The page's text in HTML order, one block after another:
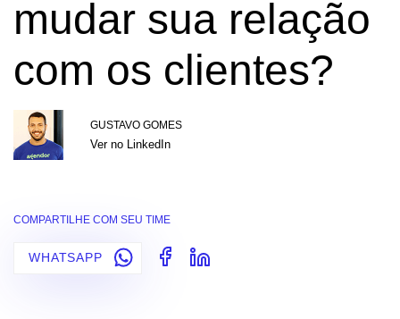
mudar sua relação
com os clientes?
GUSTAVO GOMES
Ver no LinkedIn
COMPARTILHE COM SEU TIME
WHATSAPP